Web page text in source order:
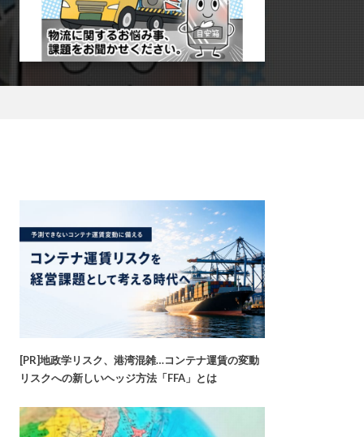
[PR]地政学リスク、港湾混雑…コンテナ運賃の変動
リスクへの新しいヘッジ方法「FFA」とは